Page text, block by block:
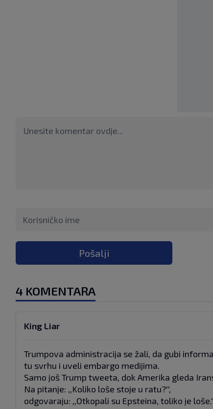
Pošalji
4 KOMENTARA
King Liar
Trumpova administracija se žali, da gubi
tu svrhu i uveli embargo medijima.
Samo još Trump tweeta, dok Amerika gleda
Na pitanje: ,,Koliko loše stoje u ratu?'',
odgovaraju: ,,Otkopali su Epsteina, toliko je